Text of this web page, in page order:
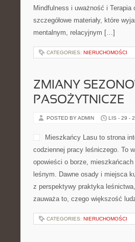
Mindfulness i uważność i
szczegółowe materiały, które
mentalnym, relacyjnym […]
CATEGORIES: NIERUCHOMOŚCI
ZMIANY
PASOŻYTNICZE
POSTED BY ADMIN LIS - 29 -
Mieszkańcy Lasu to strona
codziennej pracy leśniczego. To
opowieści o borze,
leśnym. Dawne osady i miejsca
z perspektywy praktyka
zauważa to, czego większość
CATEGORIES: NIERUCHOMOŚCI